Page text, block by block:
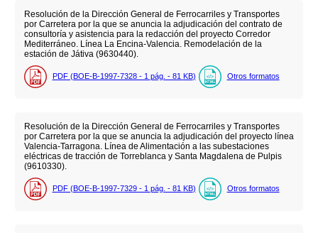
Resolución de la Dirección General de Ferrocarriles y Transportes
por Carretera por la que se anuncia la adjudicación del contrato de
consultoría y asistencia para la redacción del proyecto Corredor
Mediterráneo. Línea La Encina-Valencia. Remodelación de la
estación de Játiva (9630440).
PDF (BOE-B-1997-7328 - 1 pág. - 81 KB) Otros formatos
Resolución de la Dirección General de Ferrocarriles y Transportes
por Carretera por la que se anuncia la adjudicación del proyecto línea
Valencia-Tarragona. Línea de Alimentación a las subestaciones
eléctricas de tracción de Torreblanca y Santa Magdalena de Pulpis
(9610330).
PDF (BOE-B-1997-7329 - 1 pág. - 81 KB) Otros formatos